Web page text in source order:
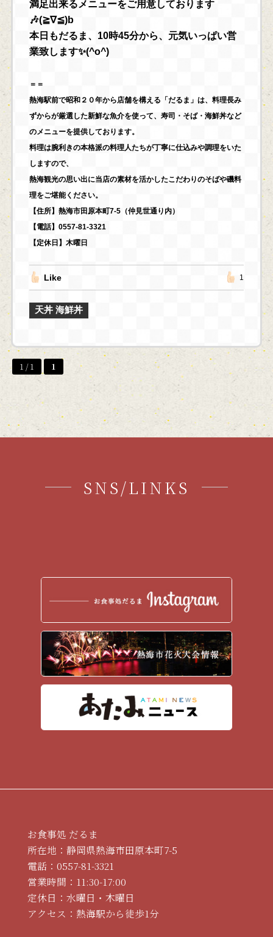
満足出来るメニューをご用意しております
🎶(≧∇≦)b
本日もだるま、10時45分から、元気いっぱい営
業致します✨(^o^)
＝＝
熱海駅前で昭和２０年から店舗を構える「だるま」は、料理長み
ずからが厳選した新鮮な魚介を使って、寿司・そば・海鮮丼など
のメニューを提供しております。
料理は腕利きの本格派の料理人たちが丁寧に仕込みや調理をいた
しますので、
熱海観光の思い出に当店の素材を活かしたこだわりのそばや磯料
理をご堪能ください。
【住所】熱海市田原本町7-5（仲見世通り内）
【電話】0557-81-3321
【定休日】木曜日
Like 1
天丼 海鮮丼
1 / 1 1
SNS/LINKS
お食事処 だるま
所在地：静岡県熱海市田原本町7-5
電話： 0557-81-3321
営業時間：11:30-17:00
定休日：水曜日・木曜日
アクセス：熱海駅から徒歩1分